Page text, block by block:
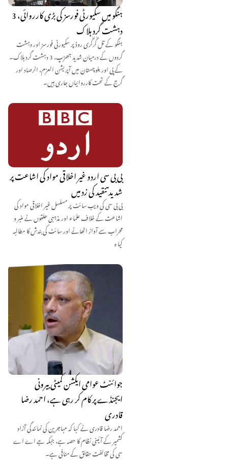
ہنگو میں سکیورٹی فورسز کی بڑی کارروائی، 3
دہشت گرد ہلاک
ہنگو کے تل گُرگُری روڈ پر سکیورٹی فورسز اور دہشت
گردوں کے درمیان شدید جھڑپ، 3 دہشت گرد ہلاک۔
کے پی اور بلوچستان میں آپریشن العزم، الرصاد اور
گرج کے تحت کارروائیاں جاری ہیں۔
بی بی سی اردو غیر اخلاقی مواد کی اشاعت پر
شدید تنقید کی زد میں
بی بی سی کی ویب سائٹ پر مسلسل غیر اخلاقی مواد کی
اشاعت کے خلاف علماء اور مذہبی حلقوں نے منبر و
محراب سے آواز اٹھانے اور سائٹ کی بندش کا مطالبہ
کیا ہ
جوائنٹ عوامی ایکشن کمیٹی بیرونی
ایجنڈے پر کام کر رہی ہے، احمد رضا
قادری
احمد رضا قادری نے کہا کہ مہاجرین کی نمائندگی آزاد
کشمیر کے آئینی نظام کا حصہ ہے، جبکہ جے اے اے
سی کی مخالفت حقائق کے منافی ہے۔